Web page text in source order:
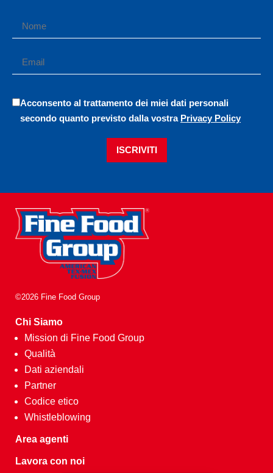
Acconsento al trattamento dei miei dati personali
secondo quanto previsto dalla vostra Privacy Policy
ISCRIVITI
©2026 Fine Food Group
Chi Siamo
Mission di Fine Food Group
Qualità
Dati aziendali
Partner
Codice etico
Whistleblowing
Area agenti
Lavora con noi